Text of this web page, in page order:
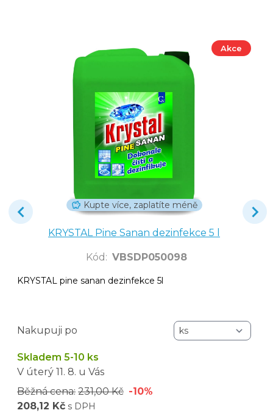
Akce
Kupte více, zaplatíte méně
KRYSTAL Pine Sanan dezinfekce 5 l
Kód : VBSDP050098
KRYSTAL pine sanan dezinfekce 5l
Nakupuji po
Skladem 5-10 ks
V úterý 11. 8. u Vás
Běžná cena: 231,00 Kč -10%
208,12 Kč s DPH